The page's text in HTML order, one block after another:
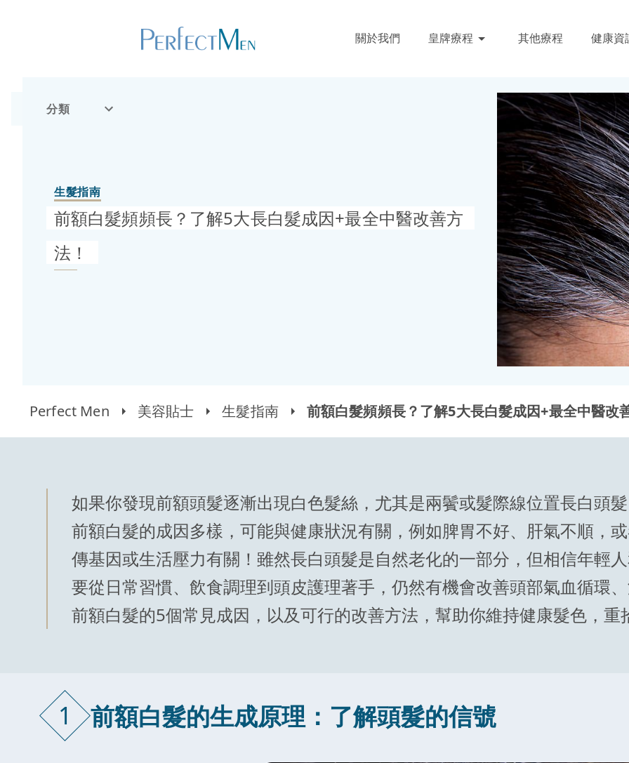
分類
關於我們 皇牌療程 其他療程 健康資
生髮指南
前額白髮頻頻長？了解5大長白髮成因+最全中醫改善方
法！
Perfect Men 美容貼士 生髮指南 前額白髮頻頻長？了解5大長白髮成因+最全中醫改
如果你發現前額頭髮逐漸出現白色髮絲，尤其是兩鬢或髮際線位置長白頭
前額白髮的成因多樣，可能與健康狀況有關，例如脾胃不好、肝氣不順，
傳基因或生活壓力有關！雖然長白頭髮是自然老化的一部分，但相信年輕
要從日常習慣、飲食調理到頭皮護理著手，仍然有機會改善頭部氣血循環
前額白髮的5個常見成因，以及可行的改善方法，幫助你維持健康髮色，重
1 前額白髮的生成原理：了解頭髮的信號